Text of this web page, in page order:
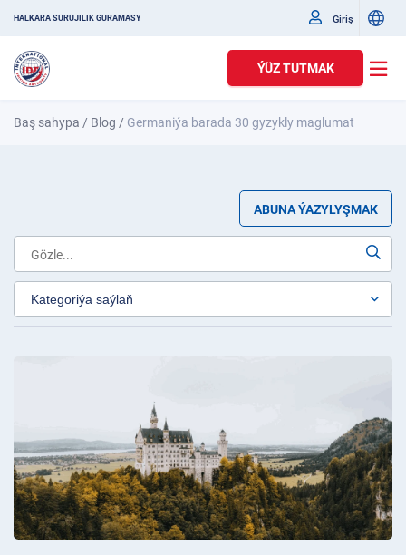
HALKARA SÜRÜJILIK GURAMASY Giriş
ÝÜZ TUTMAK
Baş sahypa / Blog / Germaniýa barada 30 gyzykly maglumat
ABUNA ÝAZYLYŞMAK